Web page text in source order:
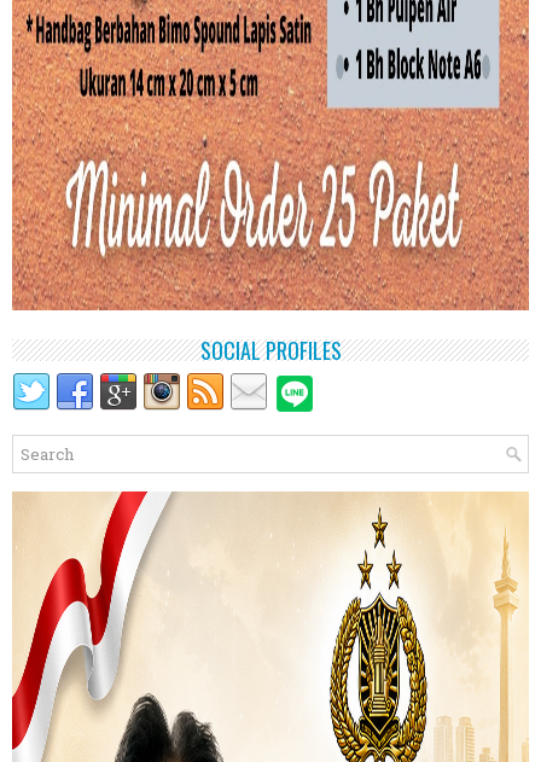
SOCIAL PROFILES